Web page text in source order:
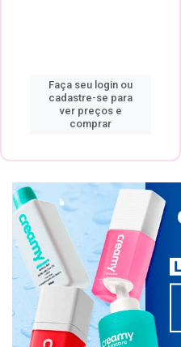
Faça seu login ou
cadastre-se para
ver preços e
comprar